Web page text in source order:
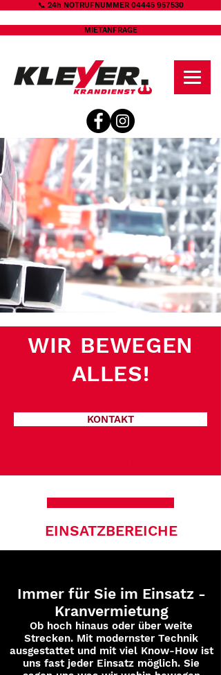
📞 24h NOTRUFNUMMER 04445 957530
MIETANFRAGE
WIR BEWEGEN
ALLES!
Kranvermietung,
KONTAKT
EINSATZBEREICHE
Immer für Sie im Einsatz -
Kranvermietung
Ob hoch hinaus oder über weite
Strecken. Mit modernster Technik
ausgestattet und mit viel Know-How ist
uns fast jeder Einsatz möglich. Sie